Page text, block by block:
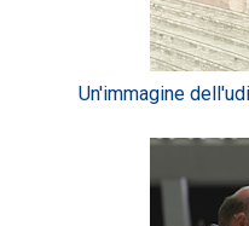
Un'immagine